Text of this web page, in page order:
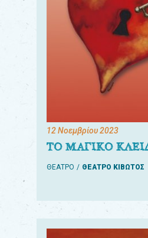
12 Νοεμβρίου 2023
ΤΟ ΜΑΓΙΚΟ
ΘΕΑΤΡΟ ΘΕΑΤΡΟ ΚΙΒΩΤΟΣ